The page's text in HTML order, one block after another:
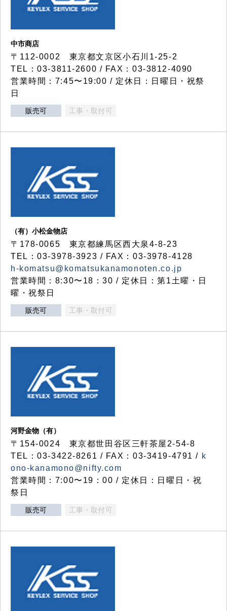
中市商店
〒112-0002 東京都文京区小石川1-25-2
TEL：03-3811-2600 / FAX：03-3812-4090
営業時間：7:45〜19:00 / 定休日：日曜日・祝祭
日
販売可 工事・取付可
（有）小松金物店
〒178-0065 東京都練馬区西大泉4-8-23
TEL：03-3978-3923 / FAX：03-3978-4128
h-komatsu@komatsukanamonoten.co.jp
営業時間：8:30〜18：30 / 定休日：第1土曜・日
曜・祝祭日
販売可 工事・取付可
河野金物（有）
〒154-0024 東京都世田谷区三軒茶屋2-54-8
TEL：03-3422-8261 / FAX：03-3419-4791 / k
ono-kanamono@nifty.com
営業時間：7:00〜19：00 / 定休日：日曜日・祝
祭日
販売可 工事・取付可